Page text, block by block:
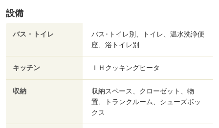
設備
バス・トイレ
バス･トイレ別、トイレ、温水洗浄便
座、浴トイレ別
キッチン ＩＨクッキングヒータ
収納
収納スペース、クローゼット、物
置、トランクルーム、シューズボッ
クス